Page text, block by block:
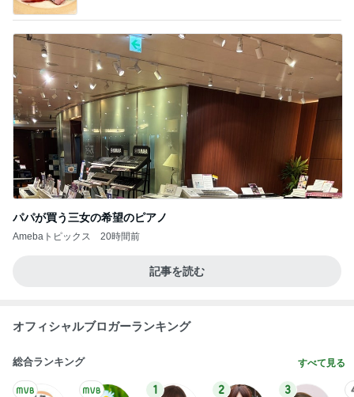
パパが買う三女の希望のピアノ
Amebaトピックス 20時間前
記事を読む
オフィシャルブロガーランキング
総合ランキング すべて見る
1 2 3